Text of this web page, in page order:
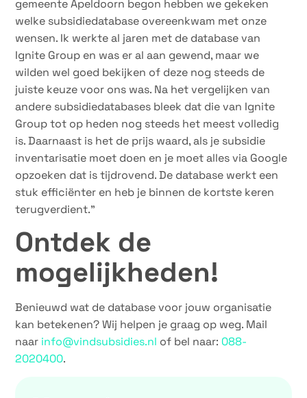
gemeente Apeldoorn begon hebben we gekeken
welke subsidiedatabase overeenkwam met onze
wensen. Ik werkte al jaren met de database van
Ignite Group en was er al aan gewend, maar we
wilden wel goed bekijken of deze nog steeds de
juiste keuze voor ons was. Na het vergelijken van
andere subsidiedatabases bleek dat die van Ignite
Group tot op heden nog steeds het meest volledig
is. Daarnaast is het de prijs waard, als je subsidie
inventarisatie moet doen en je moet alles via Google
opzoeken dat is tijdrovend. De database werkt een
stuk efficiënter en heb je binnen de kortste keren
terugverdient.”
Ontdek de
mogelijkheden!
Benieuwd wat de database voor jouw organisatie
kan betekenen? Wij helpen je graag op weg. Mail
naar info@vindsubsidies.nl of bel naar: 088-
2020400.